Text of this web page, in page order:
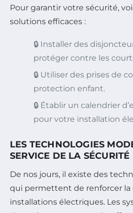
Pour garantir votre sécurité,
solutions efficaces :
🔒 Installer des
protéger contre les
🔒 Utiliser des prises de
protection enfant.
🔒 Établir un calendrier
pour votre installation
LES TECHNOLOGIES
SERVICE DE LA SÉCURITÉ
De nos jours, il existe des
qui permettent de renforcer la
installations électriques. Les